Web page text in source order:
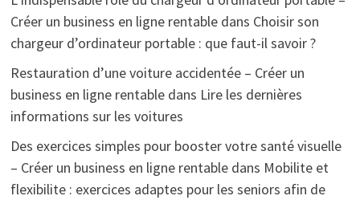
Créer un business en ligne rentabledans Choisir son
chargeur d’ordinateur portable : que faut-il savoir ?
Restauration d’une voiture accidentée – Créer un
business en ligne rentabledans Lire les dernières
informations sur les voitures
Des exercices simples pour booster votre santé visuelle
– Créer un business en ligne rentabledans Mobilite et
flexibilite : exercices adaptes pour les seniors afin de